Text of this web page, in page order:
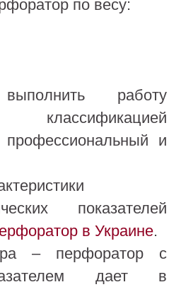
по весу:
работу
классификацией
профессиональный и
показателей
в Украине.
– перфоратор с
дает в